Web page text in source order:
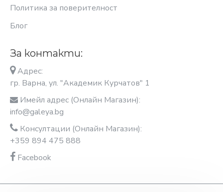
Политика за поверителност
Блог
За контакти:
Адрес:
гр. Варна, ул. "Академик Курчатов" 1
Имейл адрес (Онлайн Магазин):
info@galeya.bg
Консултации (Онлайн Магазин):
+359 894 475 888
Facebook